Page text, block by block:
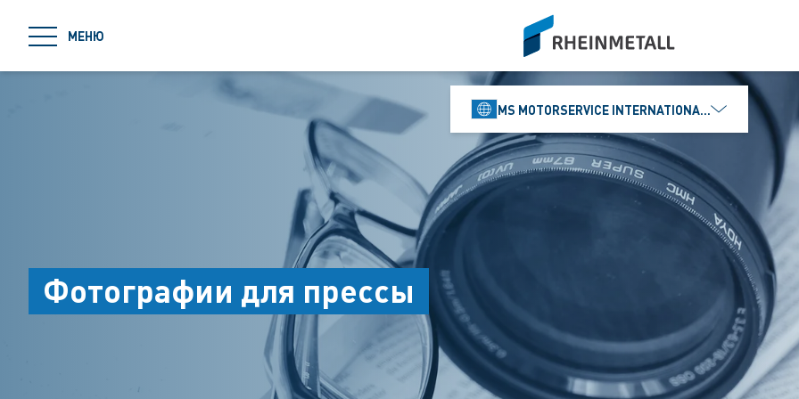
МЕНЮ
siteLogo
MS MOTORSERVICE INTERNATIONAL GMBH
Фотографии для прессы